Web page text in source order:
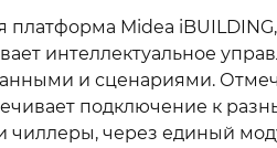
Midea
интеллектуальное
и сценариями.
подключение к
чиллеры, через единый